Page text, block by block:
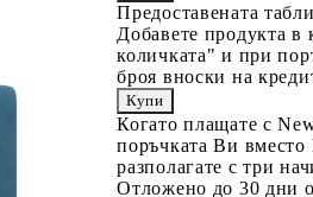
Предоставената
Добавете продукта в
количката" и при
броя вноски на
Когато плащате с
поръчката Ви вместо
разполагате с три
Отложено до 30 дни